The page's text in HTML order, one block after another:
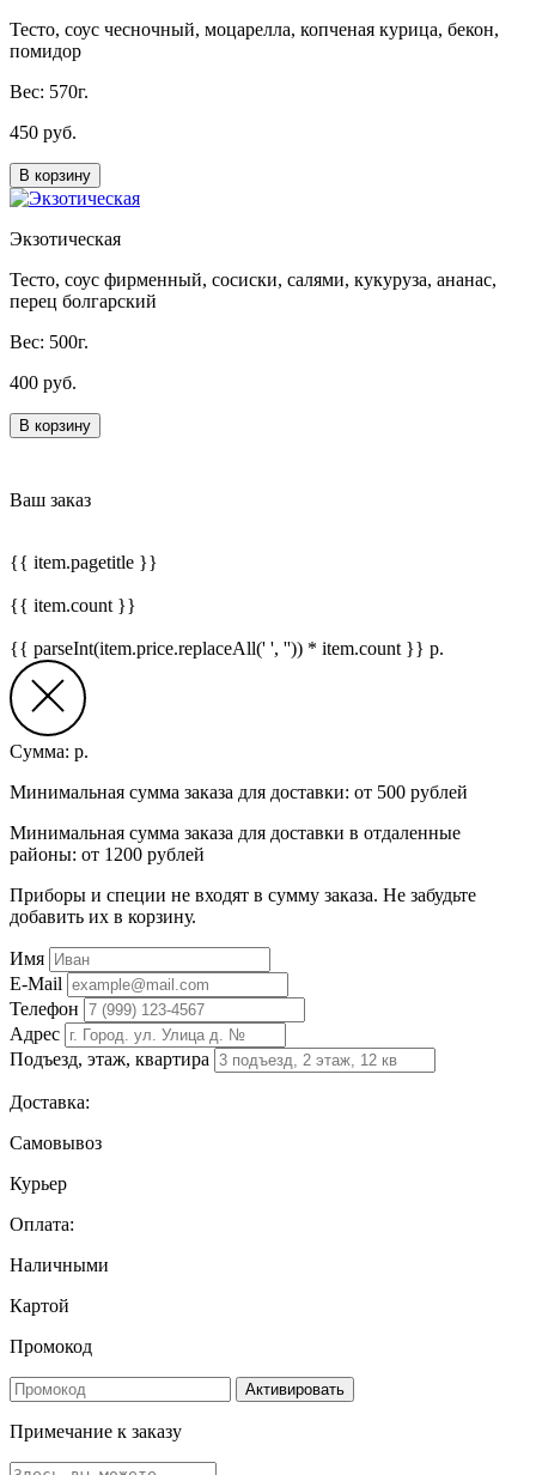
Тесто, соус чесночный, моцарелла, копченая курица, бекон,
помидор
Вес: 570г.
450 руб.
В корзину
Экзотическая
Тесто, соус фирменный, сосиски, салями, кукуруза, ананас,
перец болгарский
Вес: 500г.
400 руб.
В корзину
Ваш заказ
{{ item.pagetitle }}
{{ item.count }}
{{ parseInt(item.price.replaceAll(' ', '')) * item.count }} р.
Сумма: р.
Минимальная сумма заказа для доставки: от 500 рублей
Минимальная сумма заказа для доставки в отдаленные
районы: от 1200 рублей
Приборы и специи не входят в сумму заказа. Не забудьте
добавить их в корзину.
Имя
E-Mail
Телефон
Адрес
Подъезд, этаж, квартира
Доставка:
Самовывоз
Курьер
Оплата:
Наличными
Картой
Промокод
Активировать
Примечание к заказу